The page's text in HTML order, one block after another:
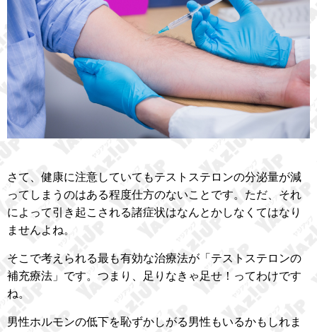
さて、健康に注意していてもテストステロンの分泌量が減
ってしまうのはある程度仕方のないことです。ただ、それ
によって引き起こされる諸症状はなんとかしなくてはなり
ませんよね。
そこで考えられる最も有効な治療法が「テストステロンの
補充療法」です。つまり、足りなきゃ足せ！ってわけです
ね。
男性ホルモンの低下を恥ずかしがる男性もいるかもしれま